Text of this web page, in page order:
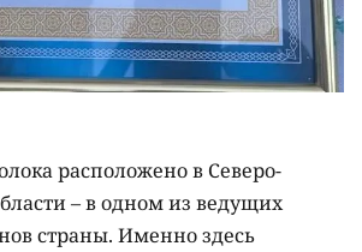
расположено в Северо-
– в одном из ведущих
страны. Именно здесь